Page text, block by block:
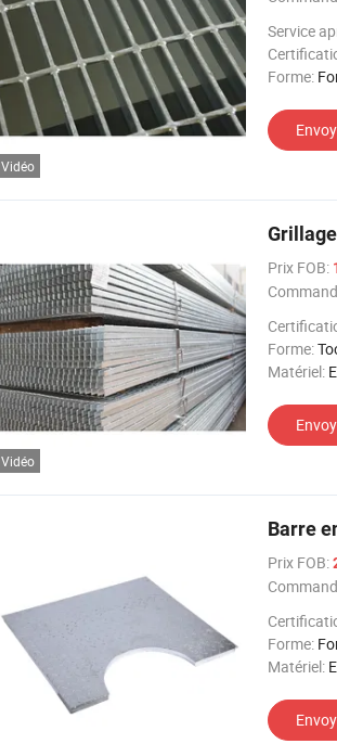
Vidéo
Service
Forme:
Vidéo
Prix FOB:
Forme:
Matériel:
Barre
Prix FOB:
Forme:
Matériel: